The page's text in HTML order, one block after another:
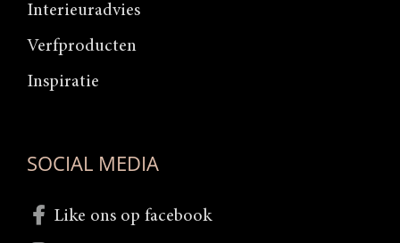
Interieuradvies
Verfproducten
Inspiratie
SOCIAL MEDIA
Like ons op facebook